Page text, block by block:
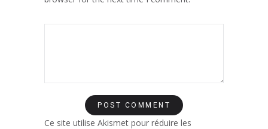
Ce site utilise Akismet pour réduire les